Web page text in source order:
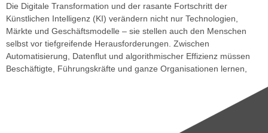
Die Digitale Transformation und der rasante Fortschritt der
Künstlichen Intelligenz (KI) verändern nicht nur Technologien,
Märkte und Geschäftsmodelle – sie stellen auch den Menschen
selbst vor tiefgreifende Herausforderungen. Zwischen
Automatisierung, Datenflut und algorithmischer Effizienz müssen
Beschäftigte, Führungskräfte und ganze Organisationen lernen,